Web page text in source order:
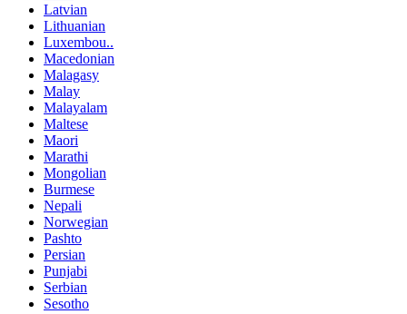
Latvian
Lithuanian
Luxembou..
Macedonian
Malagasy
Malay
Malayalam
Maltese
Maori
Marathi
Mongolian
Burmese
Nepali
Norwegian
Pashto
Persian
Punjabi
Serbian
Sesotho